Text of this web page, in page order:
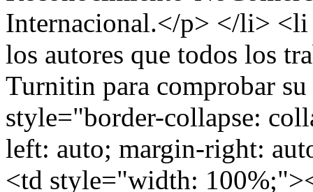
Internacional.</p> </li> <li
los autores que todos los
Turnitin para comprobar
style="border-collapse:
left: auto; margin-right:
<td style="width: